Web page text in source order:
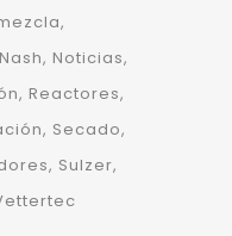
Nash Noticias
Reactores
Secado
Sulzer